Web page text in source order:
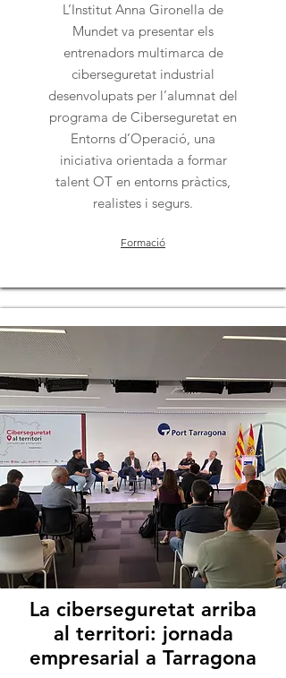
L’Institut Anna Gironella de
Mundet va presentar els
entrenadors multimarca de
ciberseguretat industrial
desenvolupats per l’alumnat del
programa de Ciberseguretat en
Entorns d’Operació, una
iniciativa orientada a formar
talent OT en entorns pràctics,
realistes i segurs.
Formació
La ciberseguretat arriba
al territori: jornada
empresarial a Tarragona